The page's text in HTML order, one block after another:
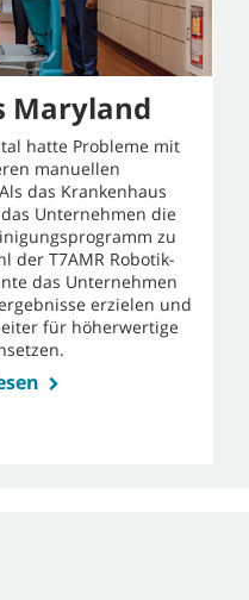
Maryland
hatte Probleme mit
manuellen
das Krankenhaus
Unternehmen die
zu
der T7AMR Robotik-
das Unternehmen
erzielen und
für höherwertige